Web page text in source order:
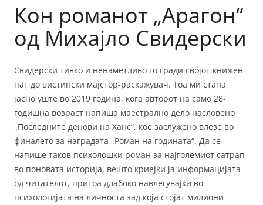
Кон романот „Арагон“
од Михајло Свидерски
Свидерски тивко и ненаметливо го гради својот книжен
пат до вистински мајстор-раскажувач. Тоа ми стана
јасно уште во 2019 година, кога авторот на само 28-
годишна возраст напиша маестрално дело насловено
„Последните денови на Ханс“, кое заслужено влезе во
финалето за наградата „Роман на годината“. Да се
напише таков психолошки роман за најголемиот сатрап
во поновата историја, вешто криејќи ја информацијата
од читателот, притоа длабоко навлегувајќи во
психологијата на личноста зад која стојат милиони